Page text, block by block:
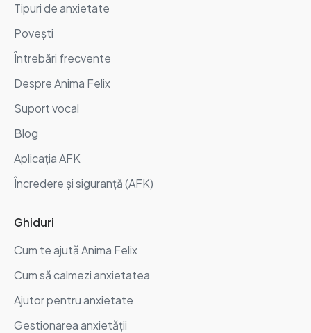
Tipuri de anxietate
Povești
Întrebări frecvente
Despre Anima Felix
Suport vocal
Blog
Aplicația AFK
Încredere și siguranță (AFK)
Ghiduri
Cum te ajută Anima Felix
Cum să calmezi anxietatea
Ajutor pentru anxietate
Gestionarea anxietății